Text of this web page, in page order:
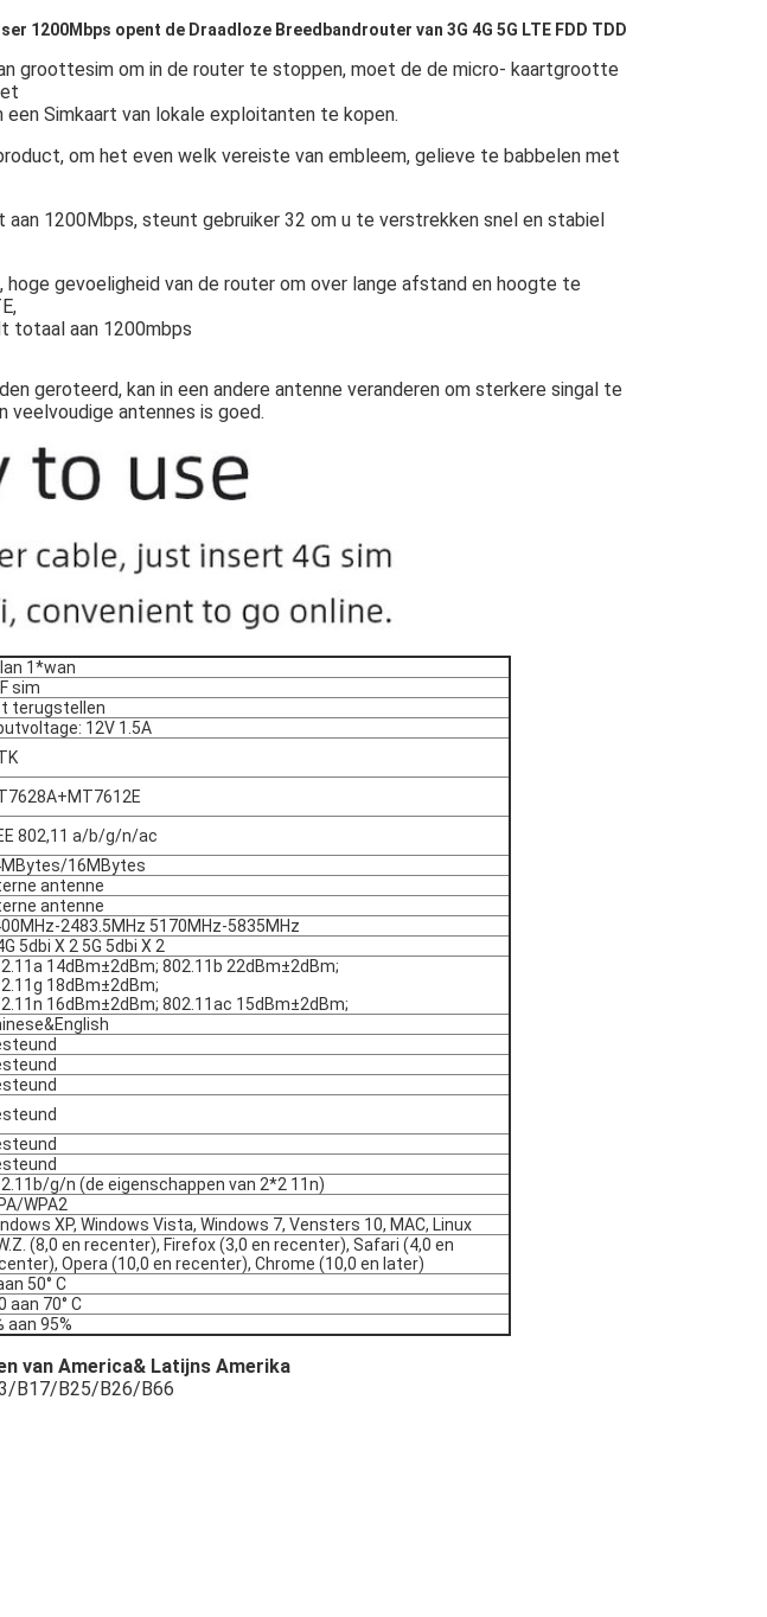
1200Mbps opent de Draadloze Breedbandrouter van 3G 4G 5G LTE FDD TDD
groottesim om in de router te stoppen, moet de de micro- kaartgrootte
Simkaart van lokale exploitanten te kopen.
om het even welk vereiste van embleem, gelieve te babbelen met
1200Mbps, steunt gebruiker 32 om u te verstrekken snel en stabiel
gevoeligheid van de router om over lange afstand en hoogte te
totaal aan 1200mbps
geroteerd, kan in een andere antenne veranderen om sterkere singal te
veelvoudige antennes is goed.
1*wan
sim
terugstellen
12V 1.5A
802,11 a/b/g/n/ac
16MBytes
antenne
antenne
2483.5MHz 5170MHz-5835MHz
5dbi X 2 5G 5dbi X 2
14dBm±2dBm; 802.11b 22dBm±2dBm;
18dBm±2dBm;
16dBm±2dBm; 802.11ac 15dBm±2dBm;
g/n (de eigenschappen van 2*2 11n)
WPA2
XP, Windows Vista, Windows 7, Vensters 10, MAC, Linux
(8,0 en recenter), Firefox (3,0 en recenter), Safari (4,0 en
Opera (10,0 en recenter), Chrome (10,0 en later)
50° C
aan 70° C
aan 95%
van America& Latijns Amerika
B17/B25/B26/B66